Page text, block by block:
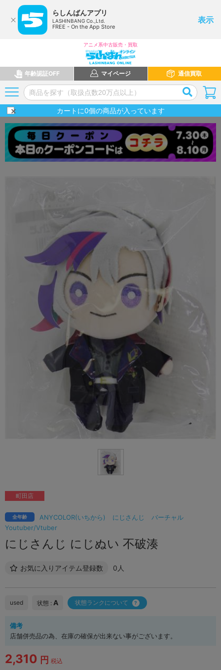
らしんばんアプリ
LASHINBANG Co.,Ltd.
FREE - On the App Store
表示
アニメ系中古販売・買取
年齢認証OFF マイページ 通信買取
カートに0個の商品が入っています
ANYCOLOR(いちから) にじさんじ
バーチャル
Youtuber/Vtuber
全年齢
にじさんじ にじぬい 不破湊
お気に入りアイテム登録数 0人
町田店
used 状態 : A 状態ランクについて
備考
店舗併売品の為、在庫の確保が出来ない事がございます。
2,310 円 税込